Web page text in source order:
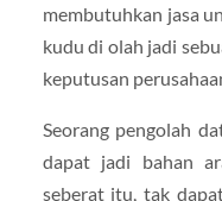
membutuhkan jasa
kudu di olah jadi
keputusan
Seorang pengolah
dapat jadi bahan
seberat itu, tak